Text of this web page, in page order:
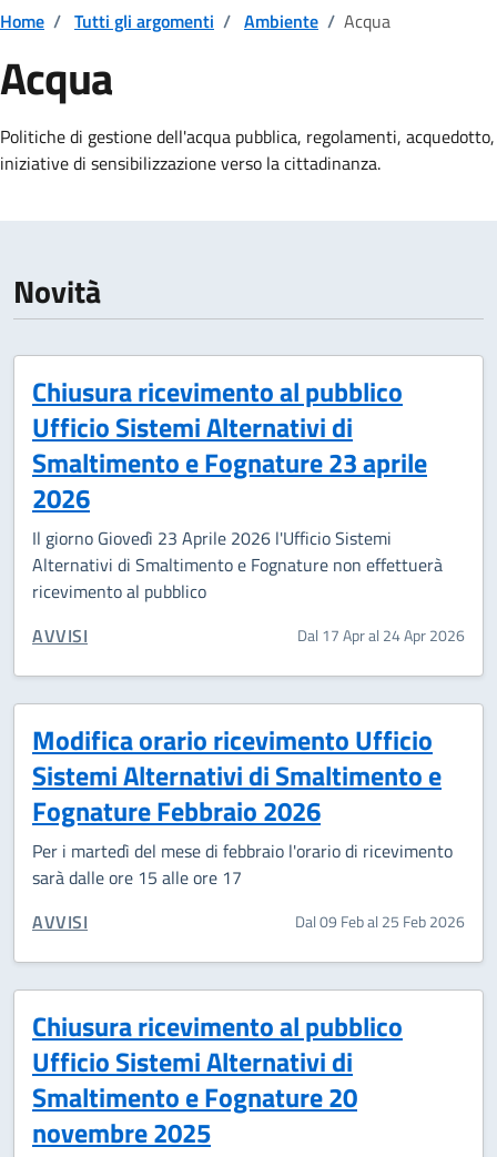
Home / Tutti gli argomenti / Ambiente / Acqua
Acqua
Dettagli della notizia
Politiche di gestione dell'acqua pubblica, regolamenti, acquedotto,
iniziative di sensibilizzazione verso la cittadinanza.
Novità
Chiusura ricevimento al pubblico
Ufficio Sistemi Alternativi di
Smaltimento e Fognature 23 aprile
2026
Il giorno Giovedì 23 Aprile 2026 l'Ufficio Sistemi
Alternativi di Smaltimento e Fognature non effettuerà
ricevimento al pubblico
CATEGORIA CORRELATA:
AVVISI Dal 17 Apr al 24 Apr 2026
Modifica orario ricevimento Ufficio
Sistemi Alternativi di Smaltimento e
Fognature Febbraio 2026
Per i martedì del mese di febbraio l'orario di ricevimento
sarà dalle ore 15 alle ore 17
CATEGORIA CORRELATA:
AVVISI Dal 09 Feb al 25 Feb 2026
Chiusura ricevimento al pubblico
Ufficio Sistemi Alternativi di
Smaltimento e Fognature 20
novembre 2025